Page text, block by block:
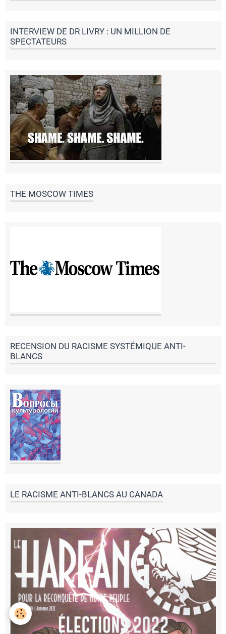
INTERVIEW DE DR LIVRY : UN MILLION DE
SPECTATEURS
THE MOSCOW TIMES
RECENSION DU RACISME SYSTÉMIQUE ANTI-
BLANCS
LE RACISME ANTI-BLANCS AU CANADA